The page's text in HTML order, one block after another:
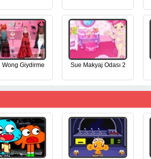
Wong Giydirme Sue Makyaj Odası 2